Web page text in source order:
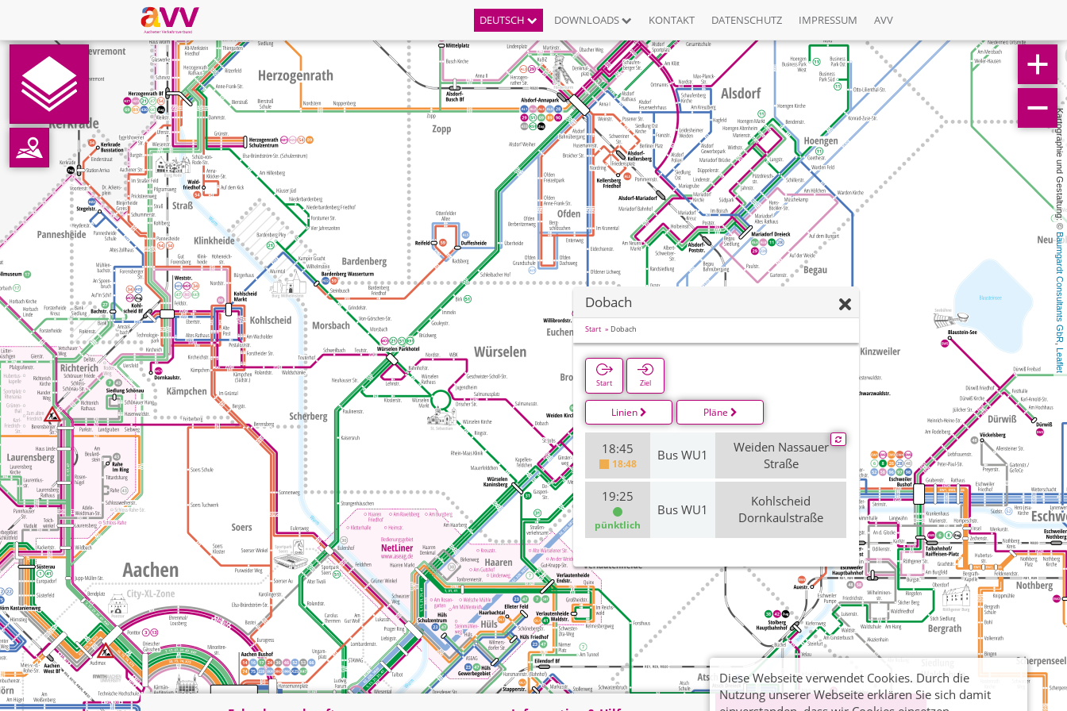
DEUTSCH DOWNLOADS KONTAKT DATENSCHUTZ IMPRESSUM AVV
Kartographie und Gestaltung: ©
Baumgardt Consultants GbR
,
Leaflet
Dobach
Start Dobach
Start Ziel
Linien Pläne
18:45
18:48
Bus WU1
Weiden Nassauer
Straße
19:25
pünktlich
Bus WU1
Kohlscheid
Dornkaulstraße
Diese Webseite verwendet Cookies. Durch die
Nutzung unserer Webseite erklären Sie sich damit